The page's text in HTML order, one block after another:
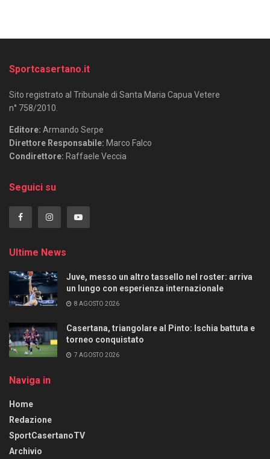
Sportcasertano.it
Sito registrato al Tribunale di Santa Maria Capua Vetere
n° 758/2010.
Editore: Armando Serpe
Direttore Responsabile: Marco Falco
Condirettore: Raffaele Veccia
Seguici su
Ultime News
Juve, messo un altro tassello nel roster: arriva
un lungo con esperienza internazionale
8 AGOSTO 2026
Casertana, triangolare al Pinto: Ischia battuta e
torneo conquistato
7 AGOSTO 2026
Naviga in
Home
Redazione
SportCasertanoTV
Archivio